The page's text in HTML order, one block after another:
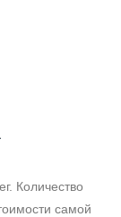
Количество
самой